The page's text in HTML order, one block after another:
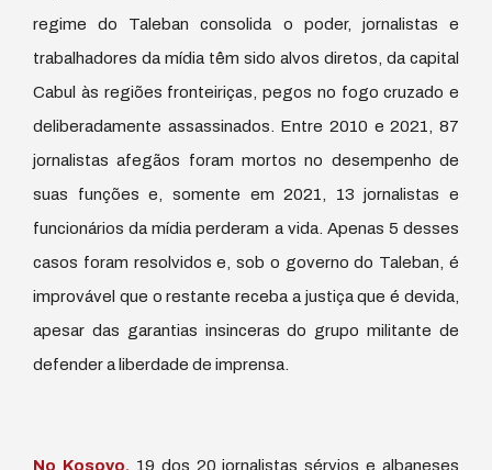
regime do Taleban consolida o poder, jornalistas e
trabalhadores da mídia têm sido alvos diretos, da capital
Cabul às regiões fronteiriças, pegos no fogo cruzado e
deliberadamente assassinados. Entre 2010 e 2021, 87
jornalistas afegãos foram mortos no desempenho de
suas funções e, somente em 2021, 13 jornalistas e
funcionários da mídia perderam a vida. Apenas 5 desses
casos foram resolvidos e, sob o governo do Taleban, é
improvável que o restante receba a justiça que é devida,
apesar das garantias insinceras do grupo militante de
defender a liberdade de imprensa.
No Kosovo, 19 dos 20 jornalistas sérvios e albaneses